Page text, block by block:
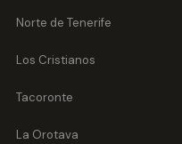
Norte de Tenerife
Los Cristianos
Tacoronte
La Orotava